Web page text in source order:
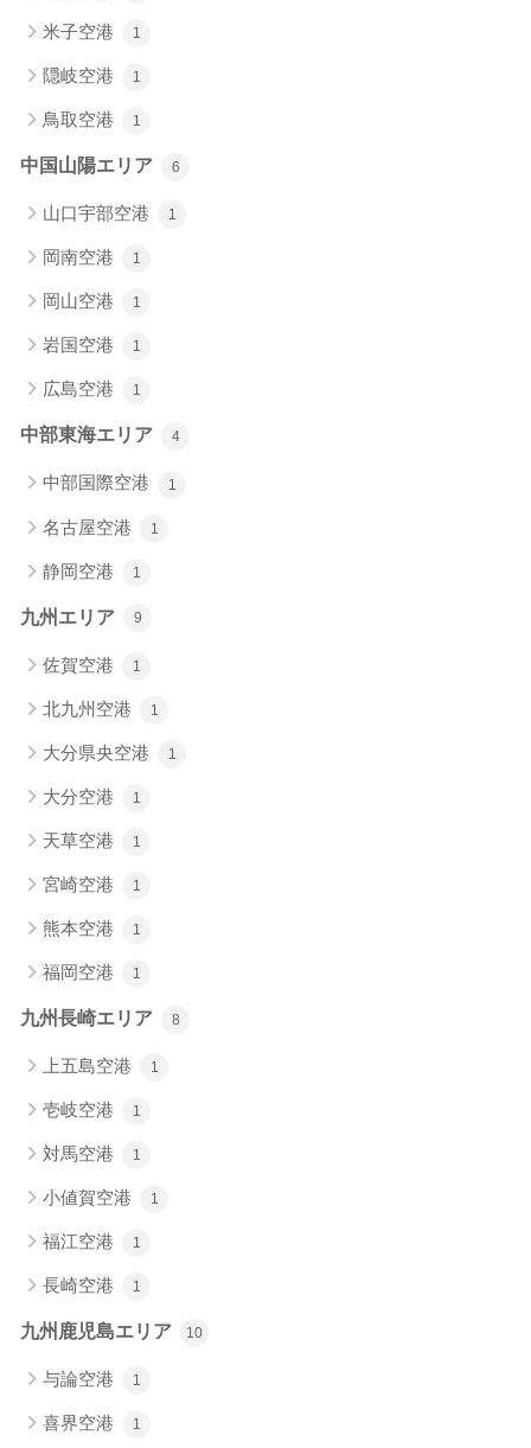
米子空港 1
隠岐空港 1
鳥取空港 1
中国山陽エリア 6
山口宇部空港 1
岡南空港 1
岡山空港 1
岩国空港 1
広島空港 1
中部東海エリア 4
中部国際空港 1
名古屋空港 1
静岡空港 1
九州エリア 9
佐賀空港 1
北九州空港 1
大分県央空港 1
大分空港 1
天草空港 1
宮崎空港 1
熊本空港 1
福岡空港 1
九州長崎エリア 8
上五島空港 1
壱岐空港 1
対馬空港 1
小値賀空港 1
福江空港 1
長崎空港 1
九州鹿児島エリア 10
与論空港 1
喜界空港 1